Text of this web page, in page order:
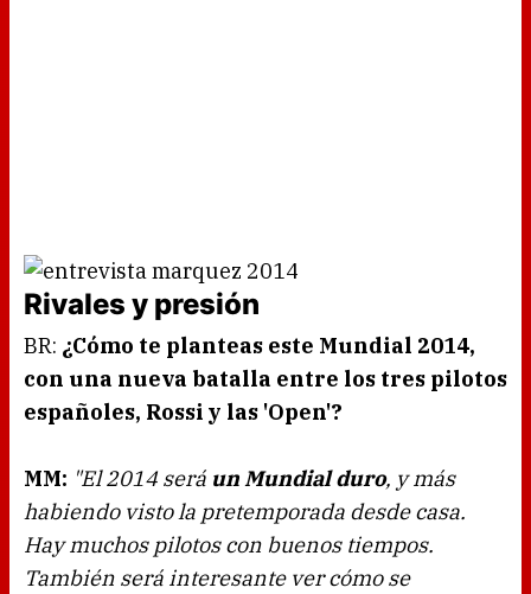
Rivales y presión
BR: ¿Cómo te planteas este Mundial 2014,
con una nueva batalla entre los tres pilotos
españoles, Rossi y las 'Open'?
MM: "El 2014 será un Mundial duro, y más
habiendo visto la pretemporada desde casa.
Hay muchos pilotos con buenos tiempos.
También será interesante ver cómo se